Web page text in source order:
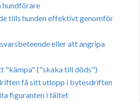
hundförare
tills hunden effektivt genomför
eller att angripa
"kämpa" ("skaka till döds")
få sitt utlopp i bytesdriften
figuranten i tältet